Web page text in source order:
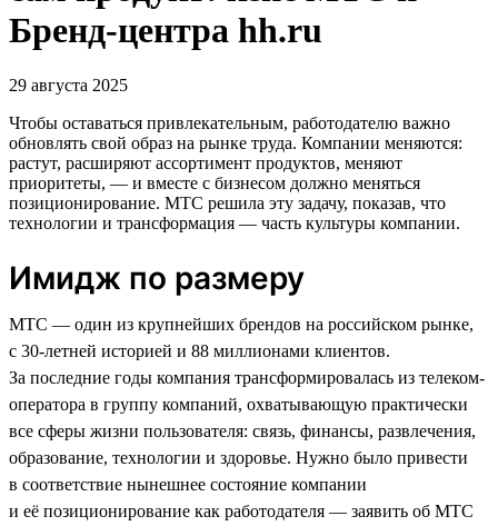
Бренд-центра hh.ru
29 августа 2025
Чтобы оставаться привлекательным, работодателю важно
обновлять свой образ на рынке труда. Компании меняются:
растут, расширяют ассортимент продуктов, меняют
приоритеты, — и вместе с бизнесом должно меняться
позиционирование. МТС решила эту задачу, показав, что
технологии и трансформация — часть культуры компании.
Имидж по размеру
МТС — один из крупнейших брендов на российском рынке,
с 30-летней историей и 88 миллионами клиентов.
За последние годы компания трансформировалась из телеком-
оператора в группу компаний, охватывающую практически
все сферы жизни пользователя: связь, финансы, развлечения,
образование, технологии и здоровье. Нужно было привести
в соответствие нынешнее состояние компании
и её позиционирование как работодателя — заявить об МТС